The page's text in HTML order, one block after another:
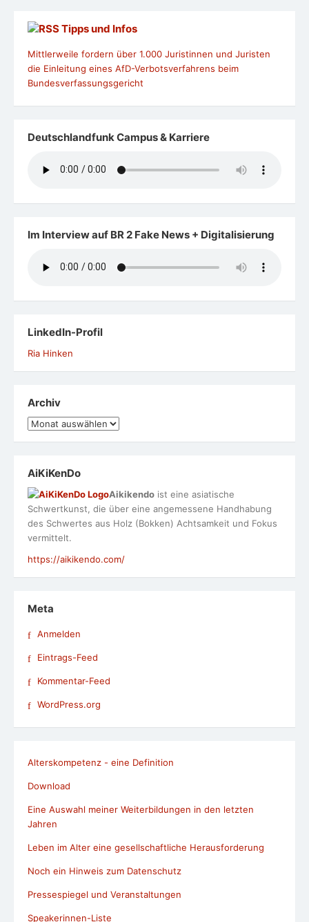
Tipps und Infos
Mittlerweile fordern über 1.000 Juristinnen und Juristen
die Einleitung eines AfD-Verbotsverfahrens beim
Bundesverfassungsgericht
Deutschlandfunk Campus & Karriere
Im Interview auf BR 2 Fake News + Digitalisierung
LinkedIn-Profil
Ria Hinken
Archiv
Archiv
AiKiKenDo
Aikikendo ist eine asiatische
Schwertkunst, die über eine angemessene Handhabung
des Schwertes aus Holz (Bokken) Achtsamkeit und Fokus
vermittelt.
https://aikikendo.com/
Meta
Anmelden
Eintrags-Feed
Kommentar-Feed
WordPress.org
Alterskompetenz - eine Definition
Download
Eine Auswahl meiner Weiterbildungen in den letzten
Jahren
Leben im Alter eine gesellschaftliche Herausforderung
Noch ein Hinweis zum Datenschutz
Pressespiegel und Veranstaltungen
Speakerinnen-Liste